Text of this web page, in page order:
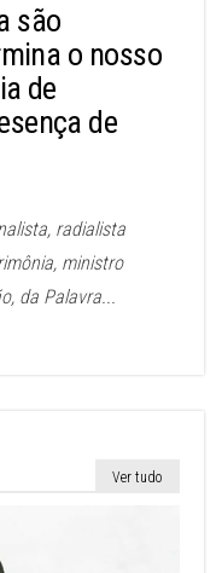
são
o nosso
de
de
radialista
ministro
da Palavra...
Ver tudo